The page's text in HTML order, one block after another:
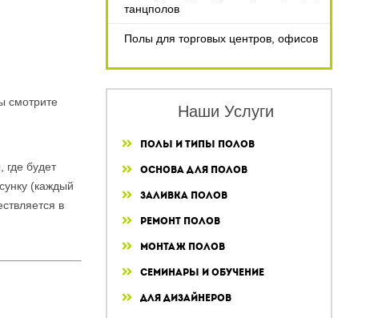
танцполов
Полы для торговых центров, офисов
Наши Услуги
Полы и типы полов
Основа для полов
Заливка полов
Ремонт полов
Монтаж полов
Семинары и обучение
Для дизайнеров
смотрите
будет
(каждый
в